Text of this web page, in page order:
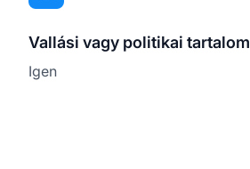
Vallási vagy politikai tartalom
Igen